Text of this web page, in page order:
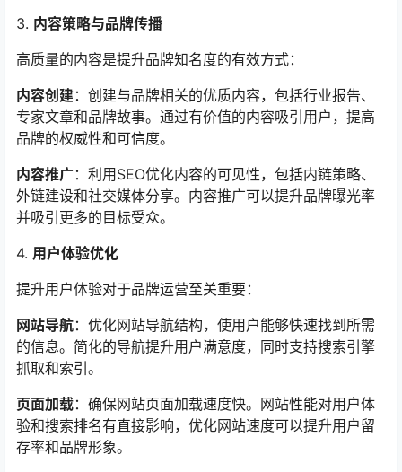
3. 内容策略与品牌传播
高质量的内容是提升品牌知名度的有效方式：
内容创建：创建与品牌相关的优质内容，包括行业报告、
专家文章和品牌故事。通过有价值的内容吸引用户，提高
品牌的权威性和可信度。
内容推广：利用SEO优化内容的可见性，包括内链策略、
外链建设和社交媒体分享。内容推广可以提升品牌曝光率
并吸引更多的目标受众。
4. 用户体验优化
提升用户体验对于品牌运营至关重要：
网站导航：优化网站导航结构，使用户能够快速找到所需
的信息。简化的导航提升用户满意度，同时支持搜索引擎
抓取和索引。
页面加载：确保网站页面加载速度快。网站性能对用户体
验和搜索排名有直接影响，优化网站速度可以提升用户留
存率和品牌形象。